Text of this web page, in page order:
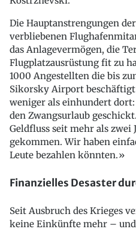
Die Hauptanstrengungen
verbliebenen
das Anlagevermögen, die
Flugplatzausrüstung fit zu
1000 Angestellten die bis
Sikorsky Airport
weniger als einhundert
den Zwangsurlaub
Geldfluss seit mehr als zwei
gekommen. Wir haben
Leute bezahlen könnten.»
Finanzielles Desaster
Seit Ausbruch des Krieges
keine Einkünfte mehr –